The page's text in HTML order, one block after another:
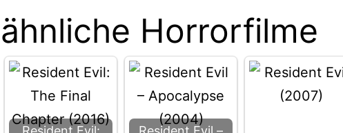
ähnliche Horrorfilme